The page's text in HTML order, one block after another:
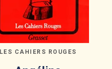
LES CAHIERS ROUGES